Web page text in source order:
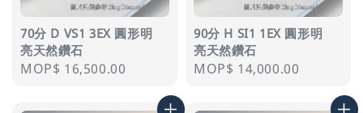
70分 D VS1 3EX 圓形明
亮天然鑽石
Regular
MOP$ 16,500.00
90分 H SI1 1EX 圓形明
亮天然鑽石
Regular
MOP$ 14,000.00